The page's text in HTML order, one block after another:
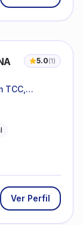
5.0(1)
TCC,
Ver Perfil